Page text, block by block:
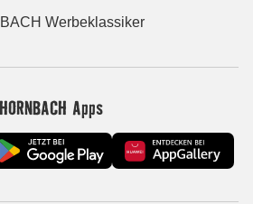
Werbeklassiker
HORNBACH Apps